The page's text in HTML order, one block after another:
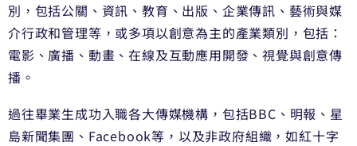
別，包括公關、資訊、教育、出版、企業傳訊、藝術與媒
介行政和管理等，或多項以創意為主的產業類別，包括：
電影、廣播、動畫、在線及互動應用開發、視覺與創意傳
播。
過往畢業生成功入職各大傳媒機構，包括BBC、明報、星
島新聞集團、Facebook等，以及非政府組織，如紅十字